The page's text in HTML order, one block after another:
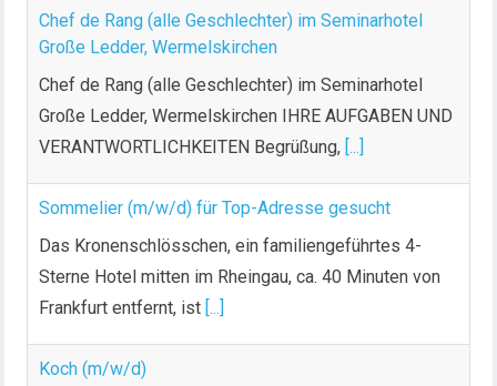
Chef de Rang (alle Geschlechter) im Seminarhotel
Große Ledder, Wermelskirchen IHRE AUFGABEN UND
VERANTWORTLICHKEITEN Begrüßung,[...]
Sommelier (m/w/d) für Top-Adresse gesucht
Sterne Hotel mitten im Rheingau, ca. 40 Minuten von
Frankfurt entfernt, ist[...]
Koch (m/w/d)
[BEE]ten… Unbefristeter Job & faire Bezahlung